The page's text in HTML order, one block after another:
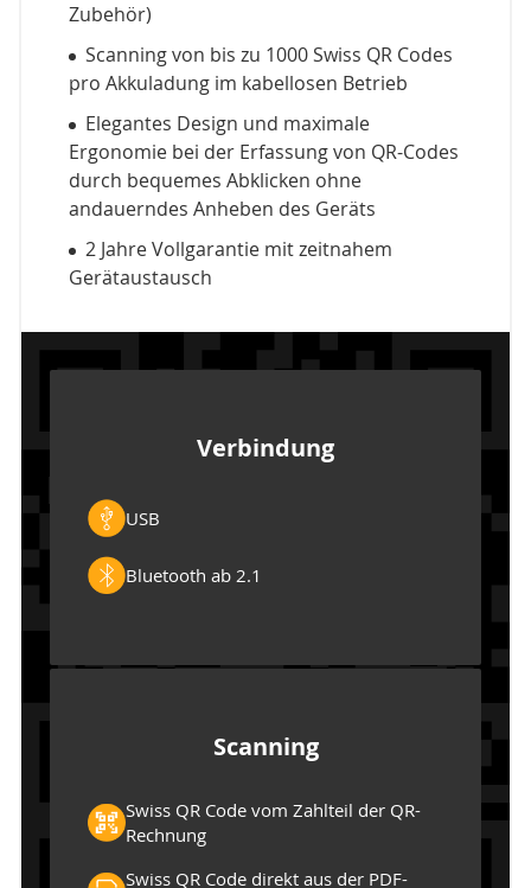
Zubehör)
Scanning von bis zu 1000 Swiss QR Codes
pro Akkuladung im kabellosen Betrieb
Elegantes Design und maximale
Ergonomie bei der Erfassung von QR-Codes
durch bequemes Abklicken ohne
andauerndes Anheben des Geräts
2 Jahre Vollgarantie mit zeitnahem
Gerätaustausch
Verbindung
USB
Bluetooth ab 2.1
Scanning
Swiss QR Code vom Zahlteil der QR-
Rechnung
Swiss QR Code direkt aus der PDF-